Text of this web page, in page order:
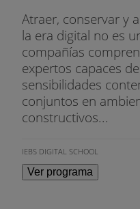
Atraer, conservar y
la era digital no es
compañías
expertos capaces
sensibilidades
conjuntos en
constructivos...
IEBS DIGITAL SCHOOL
Ver programa